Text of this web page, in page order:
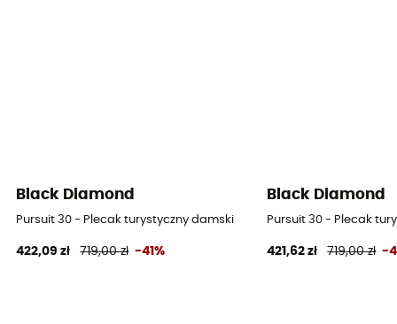
Black Diamond
Pursuit 30 - Plecak turystyczny damski
422,09 zł 719,00 zł -41%
Black Diamond
Pursuit 30 - Plecak
421,62 zł 719,00 zł -